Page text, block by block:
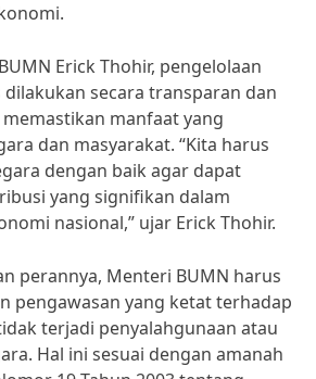
Erick Thohir, pengelolaan
secara transparan dan
manfaat yang
dan masyarakat. “Kita harus
dengan baik agar dapat
yang signifikan dalam
nasional,” ujar Erick Thohir.
perannya, Menteri BUMN harus
pengawasan yang ketat terhadap
terjadi penyalahgunaan atau
Hal ini sesuai dengan amanah